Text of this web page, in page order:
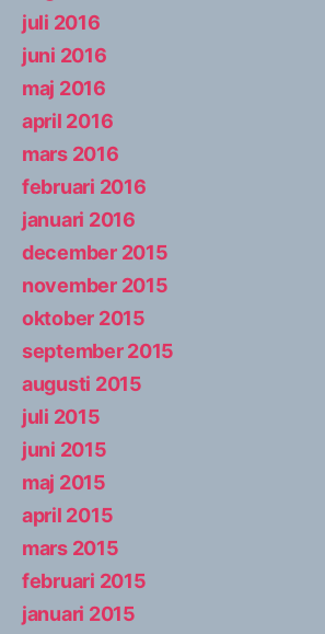
juli 2016
juni 2016
maj 2016
april 2016
mars 2016
februari 2016
januari 2016
december 2015
november 2015
oktober 2015
september 2015
augusti 2015
juli 2015
juni 2015
maj 2015
april 2015
mars 2015
februari 2015
januari 2015